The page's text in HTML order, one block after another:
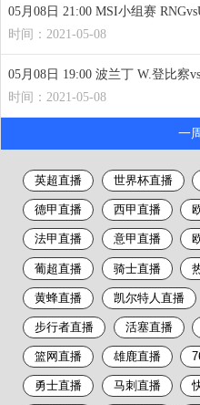
05月08日 21:00 MSI小组赛
时间：2021-05-08
05月08日 19:00 波兰丁 W.登比察
时间：2021-05-08
一
英超直播 世界杯直播
德甲直播 西甲直播
法甲直播 意甲直播
葡超直播 骑士直播
黄蜂直播 凯尔特人直播
步行者直播 活塞直播
篮网直播 雄鹿直播
勇士直播 马刺直播